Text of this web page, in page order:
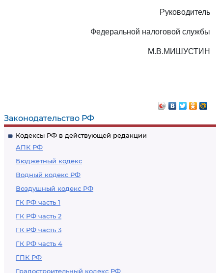
Законодательство РФ
Кодексы РФ в действующей редакции
АПК РФ
Бюджетный кодекс
Водный кодекс РФ
Воздушный кодекс РФ
ГК РФ часть 1
ГК РФ часть 2
ГК РФ часть 3
ГК РФ часть 4
ГПК РФ
Градостроительный кодекс РФ
Руководитель
Федеральной налоговой службы
М.В.МИШУСТИН